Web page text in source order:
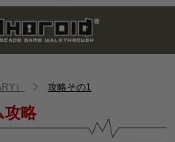
Mute
）
攻略その1
攻略